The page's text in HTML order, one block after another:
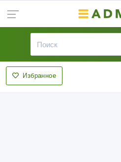
Избранное